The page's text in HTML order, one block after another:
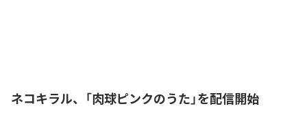
ネコキラル、「肉球ピンクのうた」を配信開始